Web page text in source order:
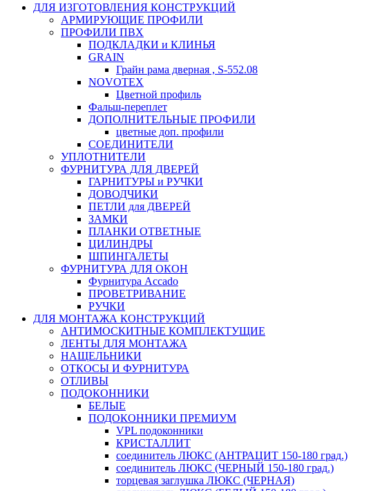
ДЛЯ ИЗГОТОВЛЕНИЯ КОНСТРУКЦИЙ
АРМИРУЮЩИЕ ПРОФИЛИ
ПРОФИЛИ ПВХ
ПОДКЛАДКИ и КЛИНЬЯ
GRAIN
Грайн рама дверная , S-552.08
NOVOTEX
Цветной профиль
Фальш-переплет
ДОПОЛНИТЕЛЬНЫЕ ПРОФИЛИ
цветные доп. профили
СОЕДИНИТЕЛИ
УПЛОТНИТЕЛИ
ФУРНИТУРА ДЛЯ ДВЕРЕЙ
ГАРНИТУРЫ и РУЧКИ
ДОВОДЧИКИ
ПЕТЛИ для ДВЕРЕЙ
ЗАМКИ
ПЛАНКИ ОТВЕТНЫЕ
ЦИЛИНДРЫ
ШПИНГАЛЕТЫ
ФУРНИТУРА ДЛЯ ОКОН
Фурнитура Accado
ПРОВЕТРИВАНИЕ
РУЧКИ
ДЛЯ МОНТАЖА КОНСТРУКЦИЙ
АНТИМОСКИТНЫЕ КОМПЛЕКТУЩИЕ
ЛЕНТЫ ДЛЯ МОНТАЖА
НАЩЕЛЬНИКИ
ОТКОСЫ И ФУРНИТУРА
ОТЛИВЫ
ПОДОКОННИКИ
БЕЛЫЕ
ПОДОКОННИКИ ПРЕМИУМ
VPL подоконники
КРИСТАЛЛИТ
соединитель ЛЮКС (АНТРАЦИТ 150-180 град.)
соединитель ЛЮКС (ЧЕРНЫЙ 150-180 град.)
торцевая заглушка ЛЮКС (ЧЕРНАЯ)